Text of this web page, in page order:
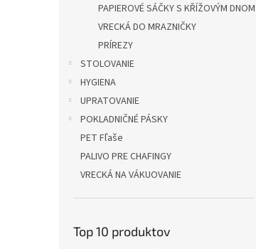
PAPIEROVÉ SÁČKY S KŘÍŽOVÝM DNOM
VRECKÁ DO MRAZNIČKY
PRÍREZY
STOLOVANIE
HYGIENA
UPRATOVANIE
POKLADNIČNÉ PÁSKY
PET Fľaše
PALIVO PRE CHAFINGY
VRECKÁ NA VÁKUOVANIE
Top 10 produktov